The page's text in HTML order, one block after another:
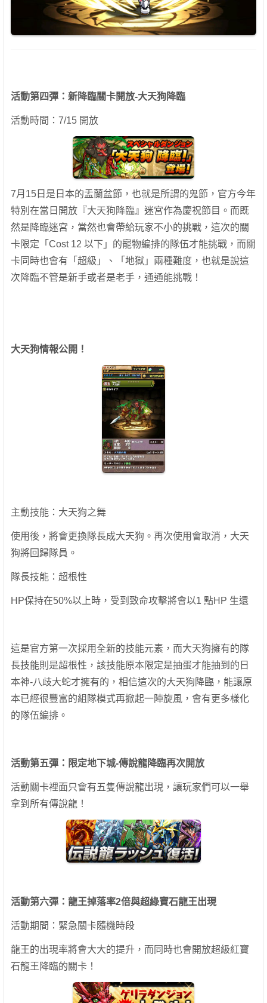
活動第四彈：新降臨關卡開放-大天狗降臨
活動時間：7/15 開放
7月15日是日本的盂蘭盆節，也就是所謂的鬼節，官方今年
特別在當日開放『大天狗降臨』迷宮作為慶祝節目。而既
然是降臨迷宮，當然也會帶給玩家不小的挑戰， 這次的關
卡限定「Cost 12 以下」的寵物編排的隊伍才能挑戰，而關
卡同時也會有「超級」、「地獄」兩種難度，也就是說這
次降臨不管是新手或者是老手，通通能挑戰！
大天狗情報公開！
主動技能：大天狗之舞
使用後，將會更換隊長成大天狗。再次使用會取消，大天
狗將回歸隊員。
隊長技能：超根性
HP保持在50%以上時，受到致命攻擊將會以1 點HP 生還
這是官方第一次採用全新的技能元素，而大天狗擁有的隊
長技能則是超根性，該技能原本限定是抽蛋才能抽到的日
本神-八歧大蛇才擁有的，相信這次的大天狗降臨，能讓原
本已經很豐富的組隊模式再掀起一陣旋風，會有更多樣化
的隊伍編排。
活動第五彈：限定地下城-傳說龍降臨再次開放
活動關卡裡面只會有五隻傳說龍出現，讓玩家們可以一舉
拿到所有傳說龍！
活動第六彈：龍王掉落率2倍與超綠寶石龍王出現
活動期間：緊急關卡隨機時段
龍王的出現率將會大大的提升，而同時也會開放超級紅寶
石龍王降臨的關卡！